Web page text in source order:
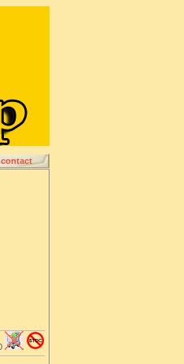
contact